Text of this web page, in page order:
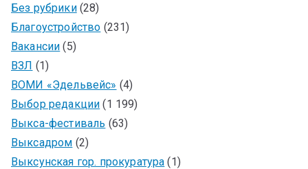
Без рубрики(28)
Благоустройство (231)
Вакансии (5)
ВЗЛ (1)
ВОМИ «Эдельвейс» (4)
Выбор редакции (1 199)
Выкса-фестиваль (63)
Выксадром (2)
Выксунская гор. прокуратура (1)